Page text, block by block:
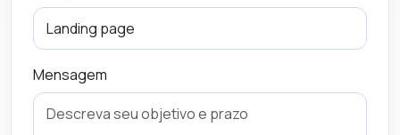
Mensagem